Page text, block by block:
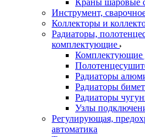
Краны шаровые
Инструмент,
Коллекторы и
Радиаторы,
комплектующие
Комплектующие
Радиаторы
Радиаторы
Радиаторы
Узлы
Регулирующая,
автоматика